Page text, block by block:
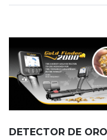
DETECTOR DE